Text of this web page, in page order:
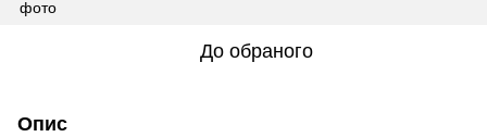
До обраного
Опис